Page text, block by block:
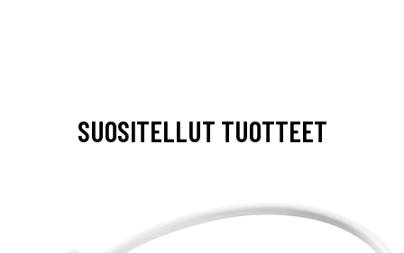
SUOSITELLUT TUOTTEET